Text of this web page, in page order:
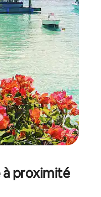
à proximité